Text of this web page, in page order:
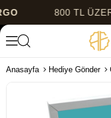
800 TL ÜZERİ
Anasayfa Hediye Gönder